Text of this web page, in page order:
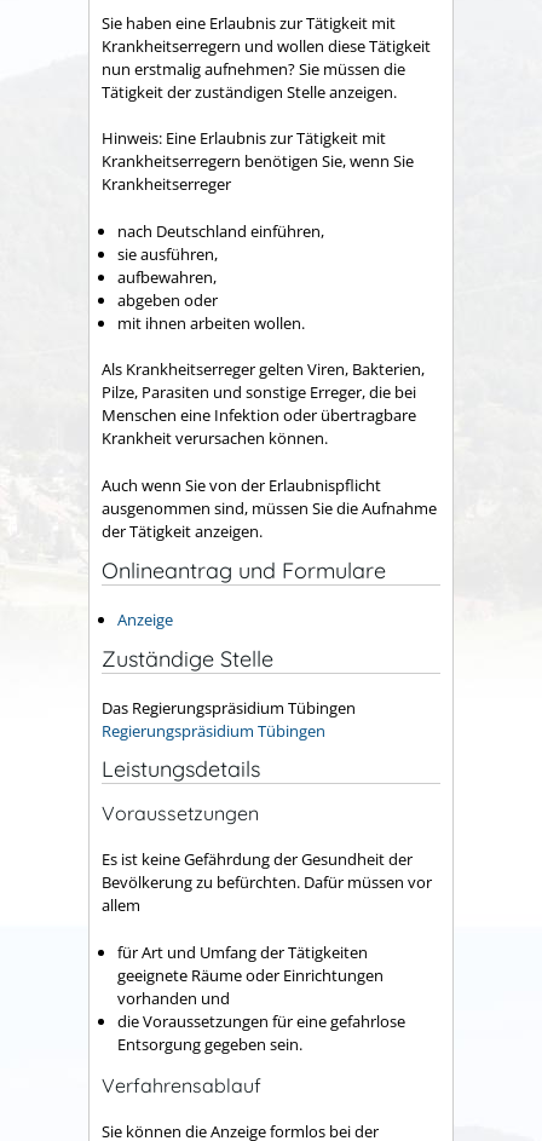
Sie haben eine Erlaubnis zur Tätigkeit mit
Krankheitserregern und wollen diese Tätigkeit
nun erstmalig aufnehmen? Sie müssen die
Tätigkeit der zuständigen Stelle anzeigen.
Hinweis: Eine Erlaubnis zur Tätigkeit mit
Krankheitserregern benötigen Sie, wenn Sie
Krankheitserreger
nach Deutschland einführen,
sie ausführen,
aufbewahren,
abgeben oder
mit ihnen arbeiten wollen.
Als Krankheitserreger gelten Viren, Bakterien,
Pilze, Parasiten und sonstige Erreger, die bei
Menschen eine Infektion oder übertragbare
Krankheit verursachen können.
Auch wenn Sie von der Erlaubnispflicht
ausgenommen sind, müssen Sie die Aufnahme
der Tätigkeit anzeigen.
Onlineantrag und Formulare
Anzeige
Zuständige Stelle
Das Regierungspräsidium Tübingen
Regierungspräsidium Tübingen
Leistungsdetails
Voraussetzungen
Es ist keine Gefährdung der Gesundheit der
Bevölkerung zu befürchten. Dafür müssen vor
allem
für Art und Umfang der Tätigkeiten
geeignete Räume oder Einrichtungen
vorhanden und
die Voraussetzungen für eine gefahrlose
Entsorgung gegeben sein.
Verfahrensablauf
Sie können die Anzeige formlos bei der